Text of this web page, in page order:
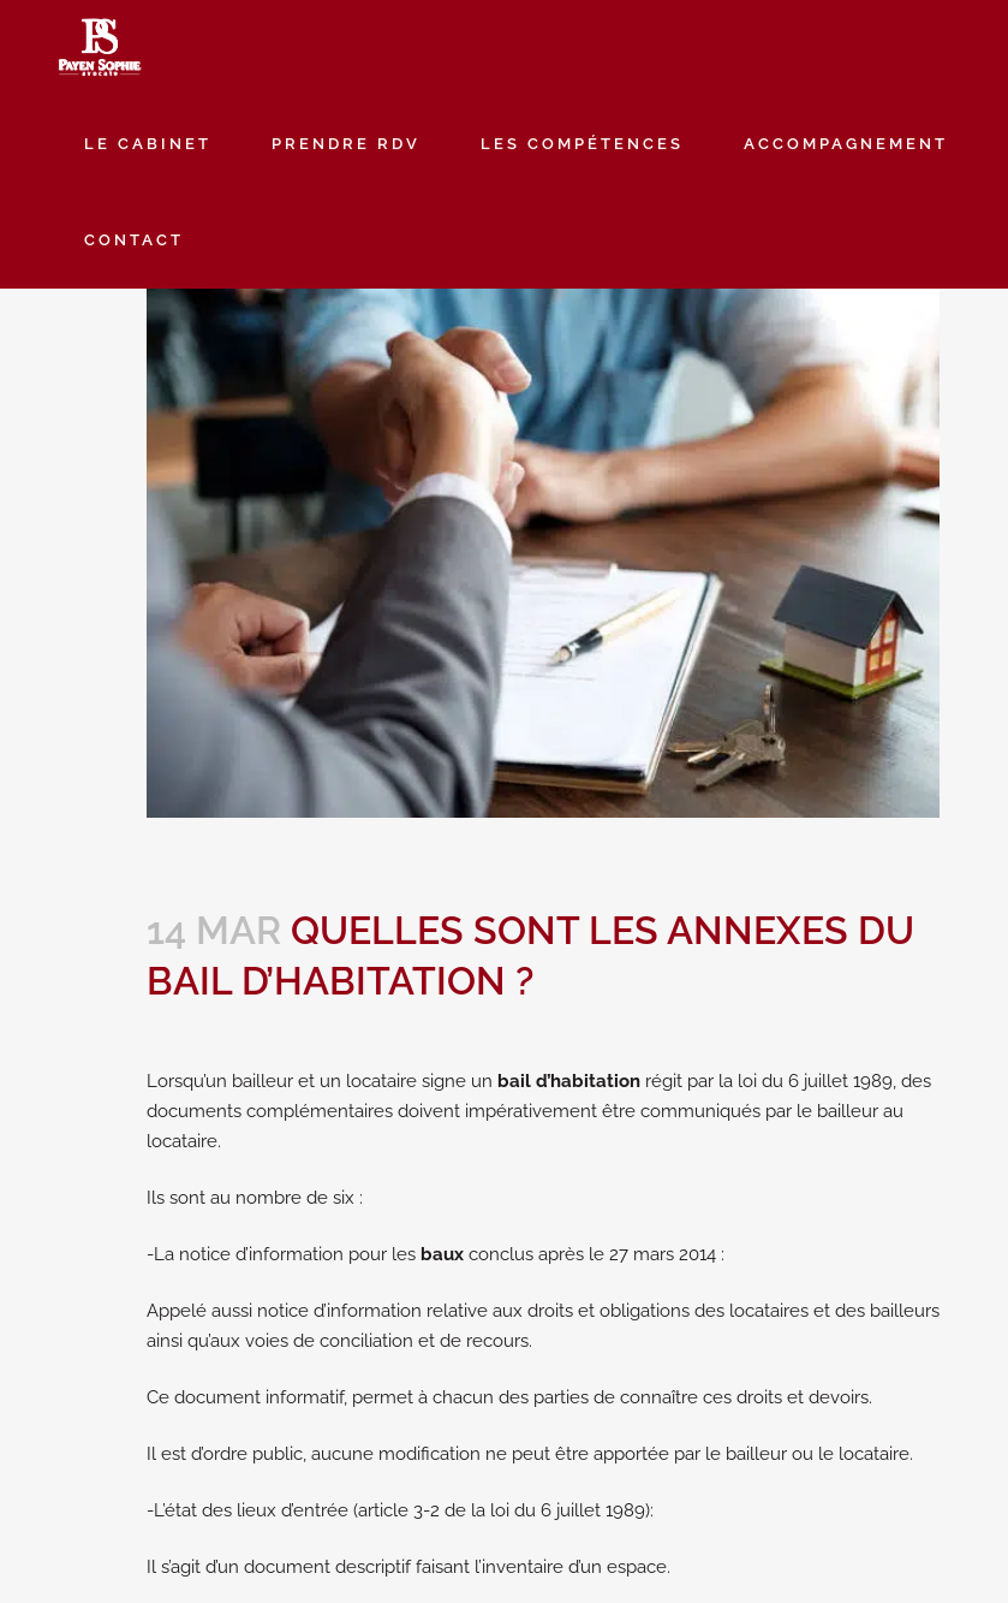
LE CABINET PRENDRE RDV LES COMPÉTENCES ACCOMPAGNEMENT
CONTACT
14 MAR QUELLES SONT LES ANNEXES DU
BAIL D’HABITATION ?
Lorsqu’un bailleur et un locataire signe un bail d’habitation régit par la loi du 6 juillet 1989, des
documents complémentaires doivent impérativement être communiqués par le bailleur au
locataire.
Ils sont au nombre de six :
-La notice d’information pour les baux conclus après le 27 mars 2014 :
Appelé aussi notice d’information relative aux droits et obligations des locataires et des bailleurs
ainsi qu’aux voies de conciliation et de recours.
Ce document informatif, permet à chacun des parties de connaître ces droits et devoirs.
Il est d’ordre public, aucune modification ne peut être apportée par le bailleur ou le locataire.
-L’état des lieux d’entrée (article 3-2 de la loi du 6 juillet 1989):
Il s’agit d’un document descriptif faisant l’inventaire d’un espace.